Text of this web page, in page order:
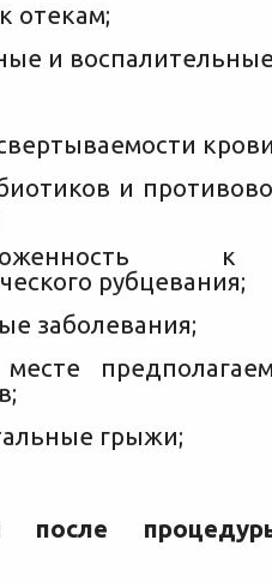
отекам;
и
и
рубцевания;
заболевания;
грыжи;
после